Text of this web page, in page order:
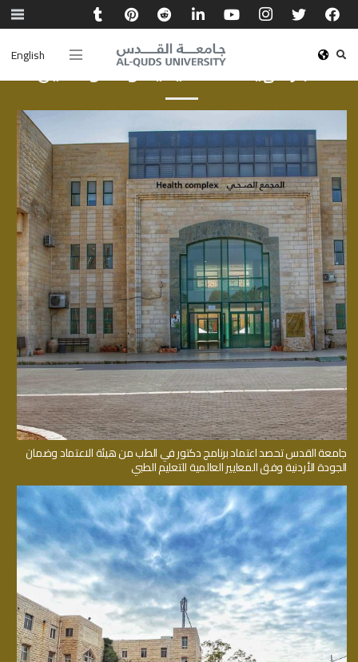
Englishأخبار الهيئة الأكاديمية والموظفين
جامعة القدس تحصد اعتماد برنامج دكتور في الطب من هيئة الاعتماد وضمان
الجودة الأردنية وفق المعايير العالمية للتعليم الطبي